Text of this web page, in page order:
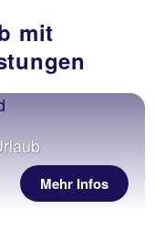
mit
Mehr Infos